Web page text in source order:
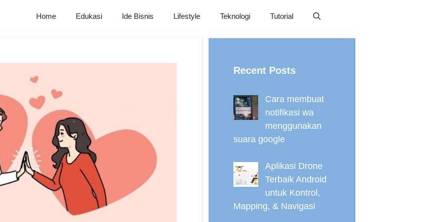
Home Edukasi Ide Bisnis Lifestyle Teknologi Tutorial
Recent Posts
Cara membuat
notifikasi wa
menggunakan
suara google
Aplikasi Drone
Terbaik Android
untuk Kontrol,
Mapping, & Navigasi